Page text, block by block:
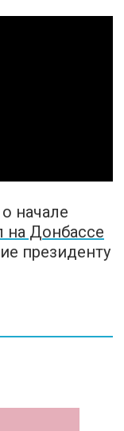
начале
на Донбассе
президенту